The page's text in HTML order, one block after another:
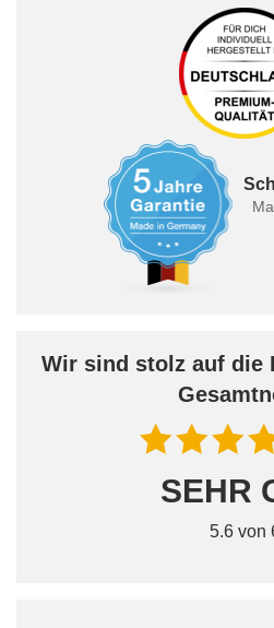
Wir sind stolz auf die
SEHR
5.6 von